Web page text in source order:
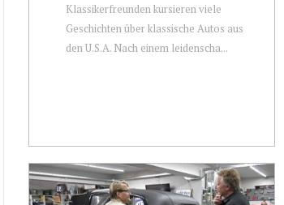
Klassikerfreunden kursieren viele
Geschichten über klassische Autos aus
den U.S.A. Nach einem leidenscha...